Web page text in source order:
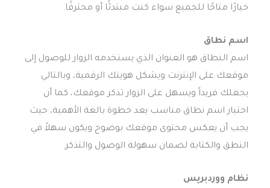
خيارًا متاحًا للجميع سواء كنت مبتدئًا أو محترفًا.
اسم نطاق
اسم النطاق هو العنوان الذي يستخدمه الزوار للوصول إلى
موقعك على الإنترنت ويشكل هويتك الرقمية، وبالتالي
يجعلك فريداً ويسهل على الزوار تذكر موقعك، كما أن
اختيار اسم نطاق مناسب يعد خطوة بالغة الأهمية، حيث
يجب أن يعكس محتوى موقعك بوضوح ويكون سهلاً في
النطق والكتابة لضمان سهولة الوصول والتذكر.
نظام ووردبريس